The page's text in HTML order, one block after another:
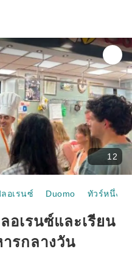
12
อเรนซ์ Duomo ทัวร์หนึ่งวัน
เรนซ์และเรียน
รกลางวัน